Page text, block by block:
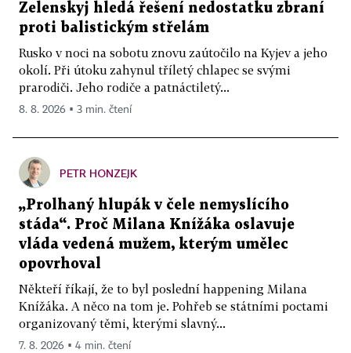
Zelenskyj hledá řešení nedostatku zbraní
proti balistickým střelám
Rusko v noci na sobotu znovu zaútočilo na Kyjev a jeho
okolí. Při útoku zahynul tříletý chlapec se svými
prarodiči. Jeho rodiče a patnáctiletý...
8. 8. 2026 ▪ 3 min. čtení
PETR HONZEJK
„Prolhaný hlupák v čele nemyslícího
stáda“. Proč Milana Knížáka oslavuje
vláda vedená mužem, kterým umělec
opovrhoval
Někteří říkají, že to byl poslední happening Milana
Knížáka. A něco na tom je. Pohřeb se státními poctami
organizovaný těmi, kterými slavný...
7. 8. 2026 ▪ 4 min. čtení